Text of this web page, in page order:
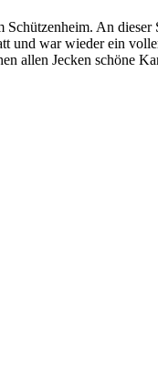
An
und war wieder ein
allen Jecken schöne